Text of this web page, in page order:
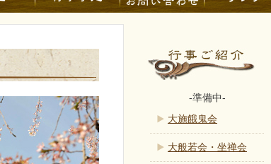
-準備中-
大施餓鬼会
大般若会・坐禅会